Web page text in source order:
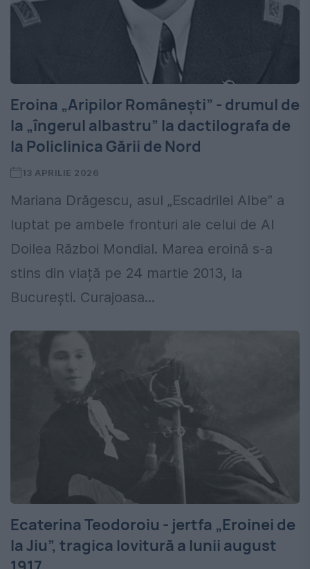
Eroina „Aripilor Românești” - drumul de
la „îngerul albastru” la dactilografa de
la Policlinica Gării de Nord
13 APRILIE 2026
Mariana Drăgescu, asul „Escadrilei Albe” a
luptat pe ambele fronturi ale celui de Al
Doilea Război Mondial. Marea eroină s-a
stins din viață pe 24 martie 2013, la
București. Curajoasa...
Ecaterina Teodoroiu - jertfa „Eroinei de
la Jiu”, tragica lovitură a lunii august